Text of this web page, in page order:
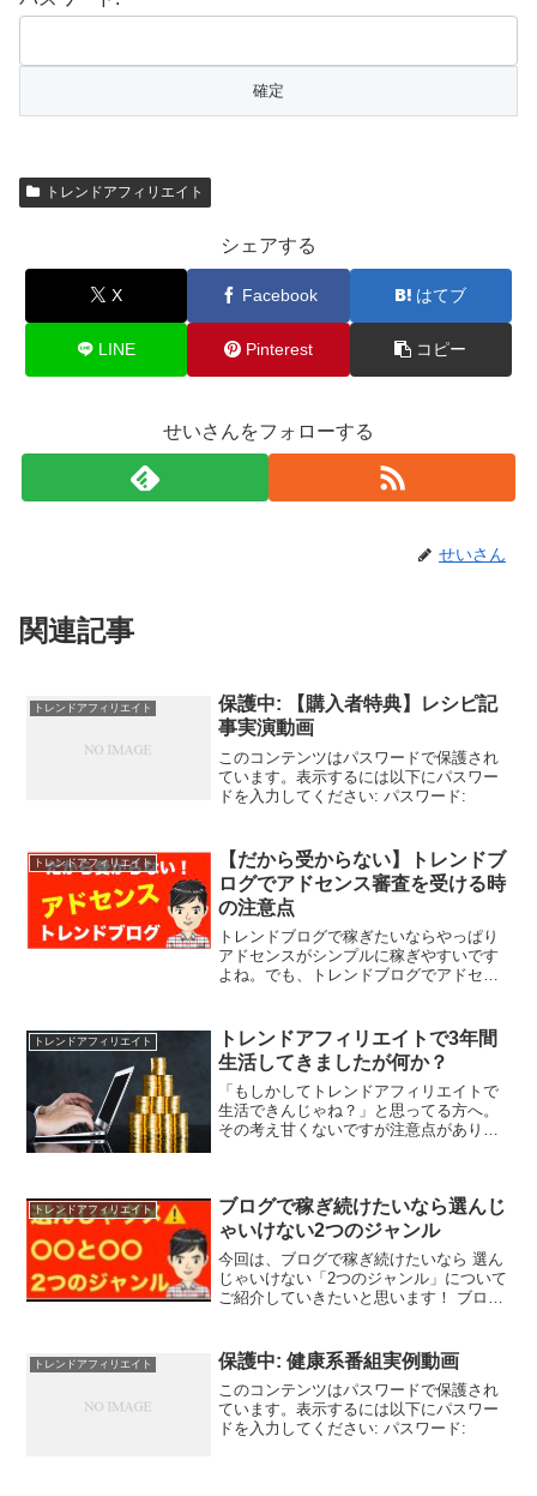
トレンドアフィリエイト
シェアする
X Facebook はてブ
LINE Pinterest コピー
せいさんをフォローする
せいさん
関連記事
トレンドアフィリエイト
保護中: 【購入者特典】レシピ記
事実演動画
このコンテンツはパスワードで保護され
ています。表示するには以下にパスワー
ドを入力してください: パスワード:
トレンドアフィリエイト
【だから受からない】トレンドブ
ログでアドセンス審査を受ける時
の注意点
トレンドブログで稼ぎたいならやっぱり
アドセンスがシンプルに稼ぎやすいです
よね。でも、トレンドブログでアドセン
少なくないようです。そこで今回は、ト
レンドブログでアドセンス...
トレンドアフィリエイト
トレンドアフィリエイトで3年間
生活してきましたが何か？
「もしかしてトレンドアフィリエイトで
生活できんじゃね？」と思ってる方へ。
その考え甘くないですが注意点がありま
トレンドアフィリエイト
ブログで稼ぎ続けたいなら選んじ
ゃいけない2つのジャンル
今回は、ブログで稼ぎ続けたいなら 選ん
じゃいけない「2つのジャンル」について
ご紹介していきたいと思います！ ブログ
のが、 「稼ぐ」と「稼ぎ続ける」ってい
うのは全然違う...
トレンドアフィリエイト 保護中: 健康系番組実例動画
このコンテンツはパスワードで保護され
ています。表示するには以下にパスワー
ドを入力してください: パスワード: